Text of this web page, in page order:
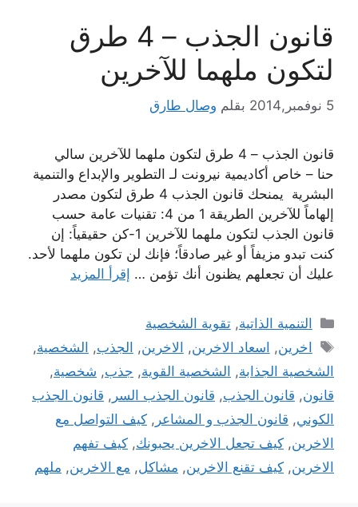
قانون الجذب – 4 طرق
لتكون ملهما للآخرين
5 نوفمبر,2014 بقلم وصال طارق
قانون الجذب – 4 طرق لتكون ملهما للآخرين سالي
حنا – خاص أكاديمية نيرونت لـ التطوير والإبداع والتنمية
البشرية يمنحك قانون الجذب 4 طرق لتكون مصدر
إلهاماً للآخرين الطريقة 1 من 4: تقنيات عامة حسب
قانون الجذب لتكون ملهما للآخرين 1-كن حقيقياً: إن
كنت تبدو مزيفاً أو غير صادقاً؛ فإنك لن تكون ملهما لأحد.
عليك أن تجعلهم يظنون أنك تؤمن … إقرأ المزيد
التصنيفات
التنمية الذاتية,تقوية الشخصية
الوسوم
اخرين, اسعاد الاخرين, الاخرين, الجذب, الشخصية,
الشخصية الجذابة, الشخصية القوية, جذب, شخصية,
قانون, قانون الجذب, قانون الجذب السر , قانون الجذب
الكوني, قانون الجذب و المشاعر , كيف التواصل مع
الاخرين, كيف تجعل الاخرين يحبونك, كيف تفهم
الاخرين, كيف تقنع الاخرين, مشاكل, مع الاخرين, ملهم